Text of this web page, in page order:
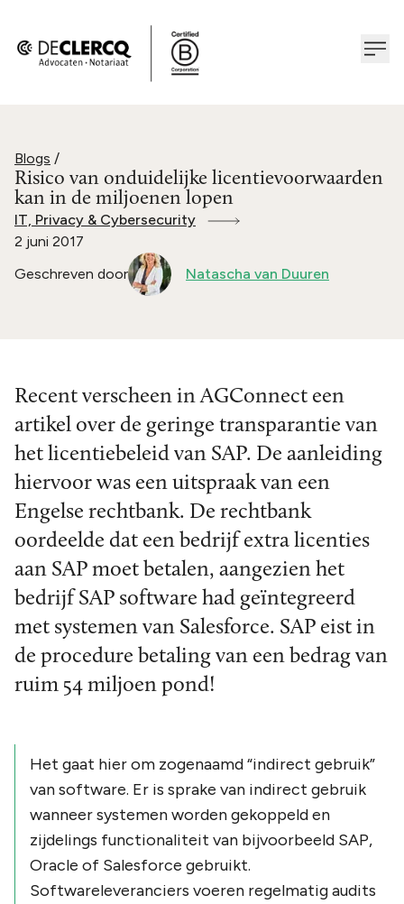
Blogs /
Risico van onduidelijke licentievoorwaarden
kan in de miljoenen lopen
IT, Privacy & Cybersecurity
2 juni 2017
Geschreven door
Natascha van Duuren
Recent verscheen in AGConnect een
artikel over de geringe transparantie van
het licentiebeleid van SAP. De aanleiding
hiervoor was een uitspraak van een
Engelse rechtbank. De rechtbank
oordeelde dat een bedrijf extra licenties
aan SAP moet betalen, aangezien het
bedrijf SAP software had geïntegreerd
met systemen van Salesforce. SAP eist in
de procedure betaling van een bedrag van
ruim 54 miljoen pond!
Het gaat hier om zogenaamd “indirect gebruik”
van software. Er is sprake van indirect gebruik
wanneer systemen worden gekoppeld en
zijdelings functionaliteit van bijvoorbeeld SAP,
Oracle of Salesforce gebruikt.
Softwareleveranciers voeren regelmatig audits